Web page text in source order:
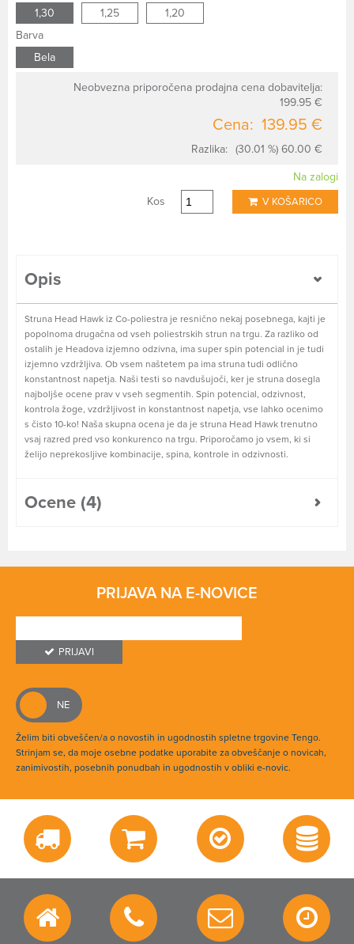
1,30
1,25
1,20
Barva
Bela
Neobvezna priporočena prodajna cena dobavitelja:
199.95 €
Cena: 139.95 €
Razlika: (30.01 %) 60.00 €
Na zalogi
Kos
V KOŠARICO
Opis
Struna Head Hawk iz Co-poliestra je resnično nekaj posebnega, kajti je
popolnoma drugačna od vseh poliestrskih strun na trgu. Za razliko od
ostalih je Headova izjemno odzivna, ima super spin potencial in je tudi
izjemno vzdržljiva. Ob vsem naštetem pa ima struna tudi odlično
konstantnost napetja. Naši testi so navdušujoči, ker je struna dosegla
najboljše ocene prav v vseh segmentih. Spin potencial, odzivnost,
kontrola žoge, vzdržljivost in konstantnost napetja, vse lahko ocenimo
s čisto 10-ko! Naša skupna ocena je da je struna Head Hawk trenutno
vsaj razred pred vso konkurenco na trgu. Priporočamo jo vsem, ki si
želijo neprekosljive kombinacije, spina, kontrole in odzivnosti.
Ocene (4)
PRIJAVA NA E-NOVICE
PRIJAVI
Želim biti obveščen/a o novostih in ugodnostih spletne trgovine Tengo.
Strinjam se, da moje osebne podatke uporabite za obveščanje o novicah,
zanimivostih, posebnih ponudbah in ugodnostih v obliki e-novic.